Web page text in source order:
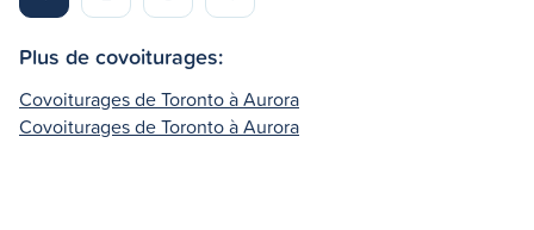
Plus de covoiturages:
Covoiturages de Toronto à Aurora
Covoiturages de Toronto à Aurora